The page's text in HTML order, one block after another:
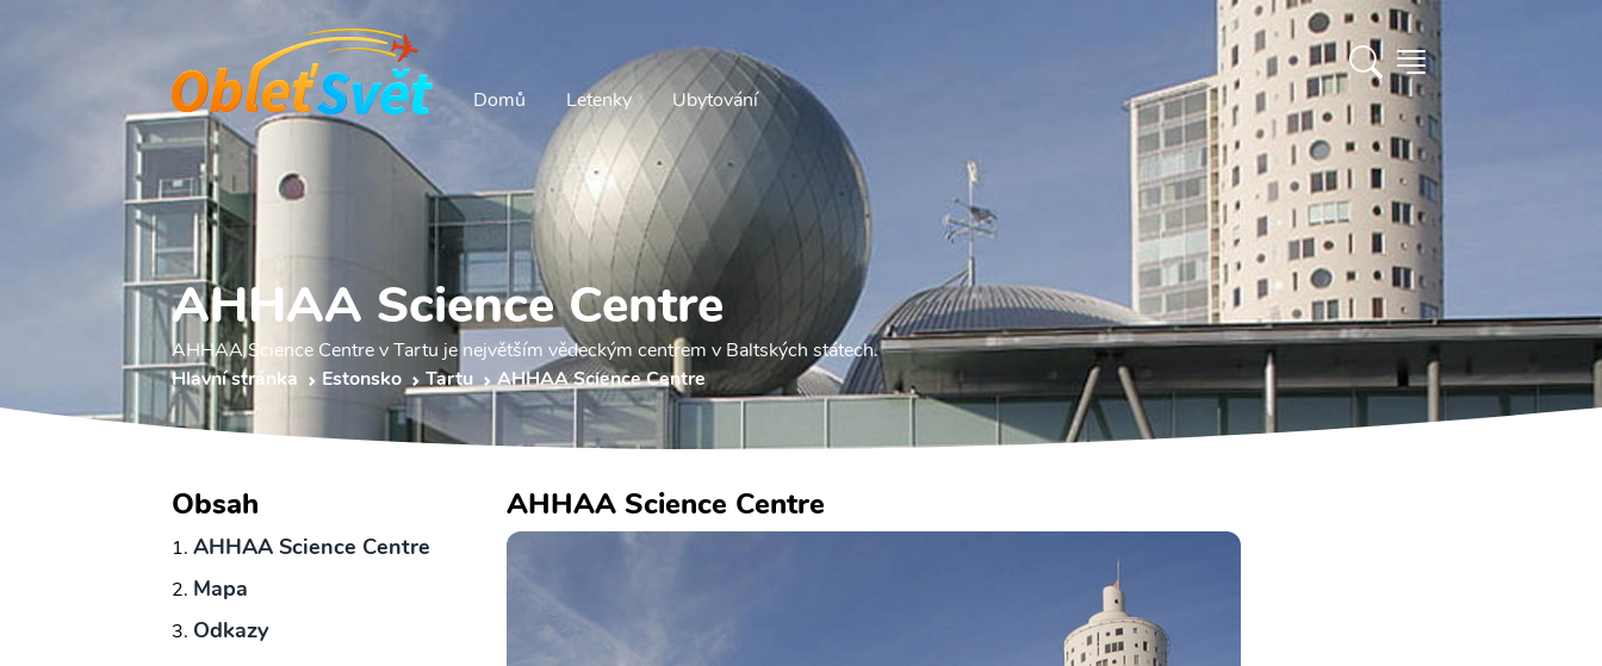
Domů Letenky Ubytování
AHHAA Science Centre
AHHAA Science Centre v Tartu je největším vědeckým centrem v Baltských státech.
Hlavní stránka
Estonsko Tartu AHHAA Science Centre
Obsah
AHHAA Science Centre
Mapa
Odkazy
AHHAA Science Centre